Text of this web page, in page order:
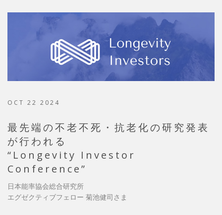
OCT 22 2024
最先端の不老不死・抗老化の研究発表
が行われる
“Longevity Investor
Conference”
日本能率協会総合研究所
エグゼクティブフェロー 菊池健司さま